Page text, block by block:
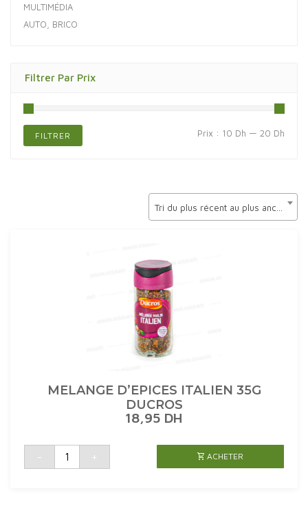
MULTIMÉDIA
AUTO, BRICO
Filtrer Par Prix
FILTRER Prix : 10 Dh — 20 Dh
MELANGE D’EPICES ITALIEN 35G
DUCROS
18,95 DH
-
quantité
MELANGE
+ ACHETER